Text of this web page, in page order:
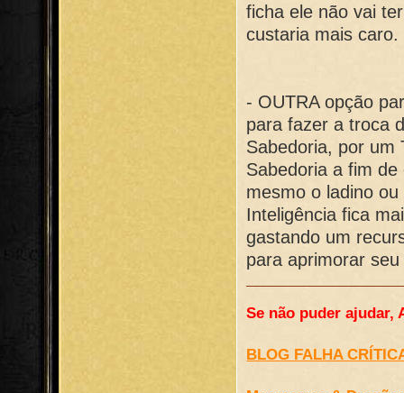
ficha ele não vai
custaria mais caro.
- OUTRA opção
para fazer a troca
Sabedoria, por um
Sabedoria a fim
mesmo o ladino
Inteligência fica
gastando um
para aprimorar
Se não puder ajudar,
BLOG FALHA